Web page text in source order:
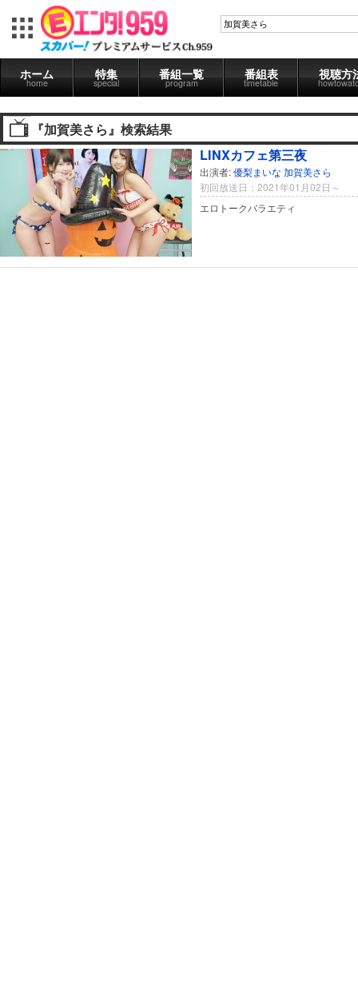
ホーム
home
特集
special
番組一覧
program
番組表
timetable
視聴方
『加賀美さら』検索結果
LINXカフェ第三夜
出演者:優梨まいな 加賀美さら
初回放送日：2021年01月02日～
エロトークバラエティ